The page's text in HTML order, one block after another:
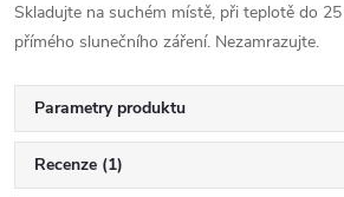
Skladujte na suchém místě, při teplotě do
přímého slunečního záření. Nezamrazujte.
Parametry produktu
Recenze (1)